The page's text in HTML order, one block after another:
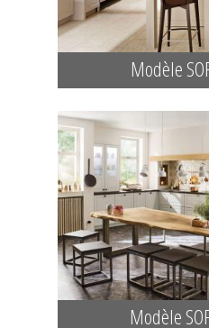
Modèle
Modèle